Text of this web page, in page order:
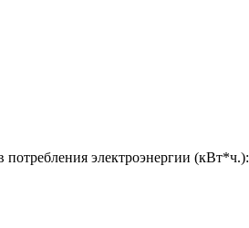
электроэнергии (кВт*ч.):